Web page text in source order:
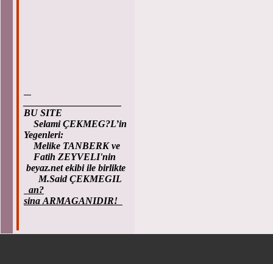
BU SITE
Selami ÇEKMEG?L’in
Yegenleri:
Melike TANBERK ve
Fatih ZEYVELI'nin
beyaz.net ekibi ile birlikte
M.Said ÇEKMEGIL
an?
sina ARMAGANIDIR!